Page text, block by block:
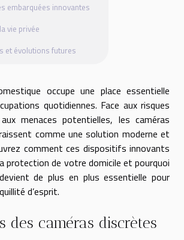
embarquées innovantes
vie privée
et évolutions futures
occupe une place essentielle
quotidiennes. Face aux risques
menaces potentielles, les caméras
comme une solution moderne et
comment ces dispositifs innovants
protection de votre domicile et pourquoi
de plus en plus essentielle pour
d’esprit.
des caméras discrètes